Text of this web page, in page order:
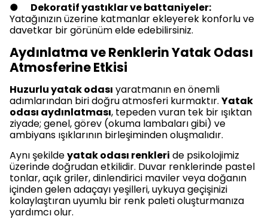
● Dekoratif yastıklar ve battaniyeler:
Yatağınızın üzerine katmanlar ekleyerek konforlu ve
davetkar bir görünüm elde edebilirsiniz.
Aydınlatma ve Renklerin Yatak Odası
Atmosferine Etkisi
Huzurlu yatak odası yaratmanın en önemli
adımlarından biri doğru atmosferi kurmaktır. Yatak
odası aydınlatması, tepeden vuran tek bir ışıktan
ziyade; genel, görev (okuma lambaları gibi) ve
ambiyans ışıklarının birleşiminden oluşmalıdır.
Aynı şekildeyatak odası renkleri de psikolojimiz
üzerinde doğrudan etkilidir. Duvar renklerinde pastel
tonlar, açık griler, dinlendirici maviler veya doğanın
içinden gelen adaçayı yeşilleri, uykuya geçişinizi
kolaylaştıran uyumlu bir renk paleti oluşturmanıza
yardımcı olur.